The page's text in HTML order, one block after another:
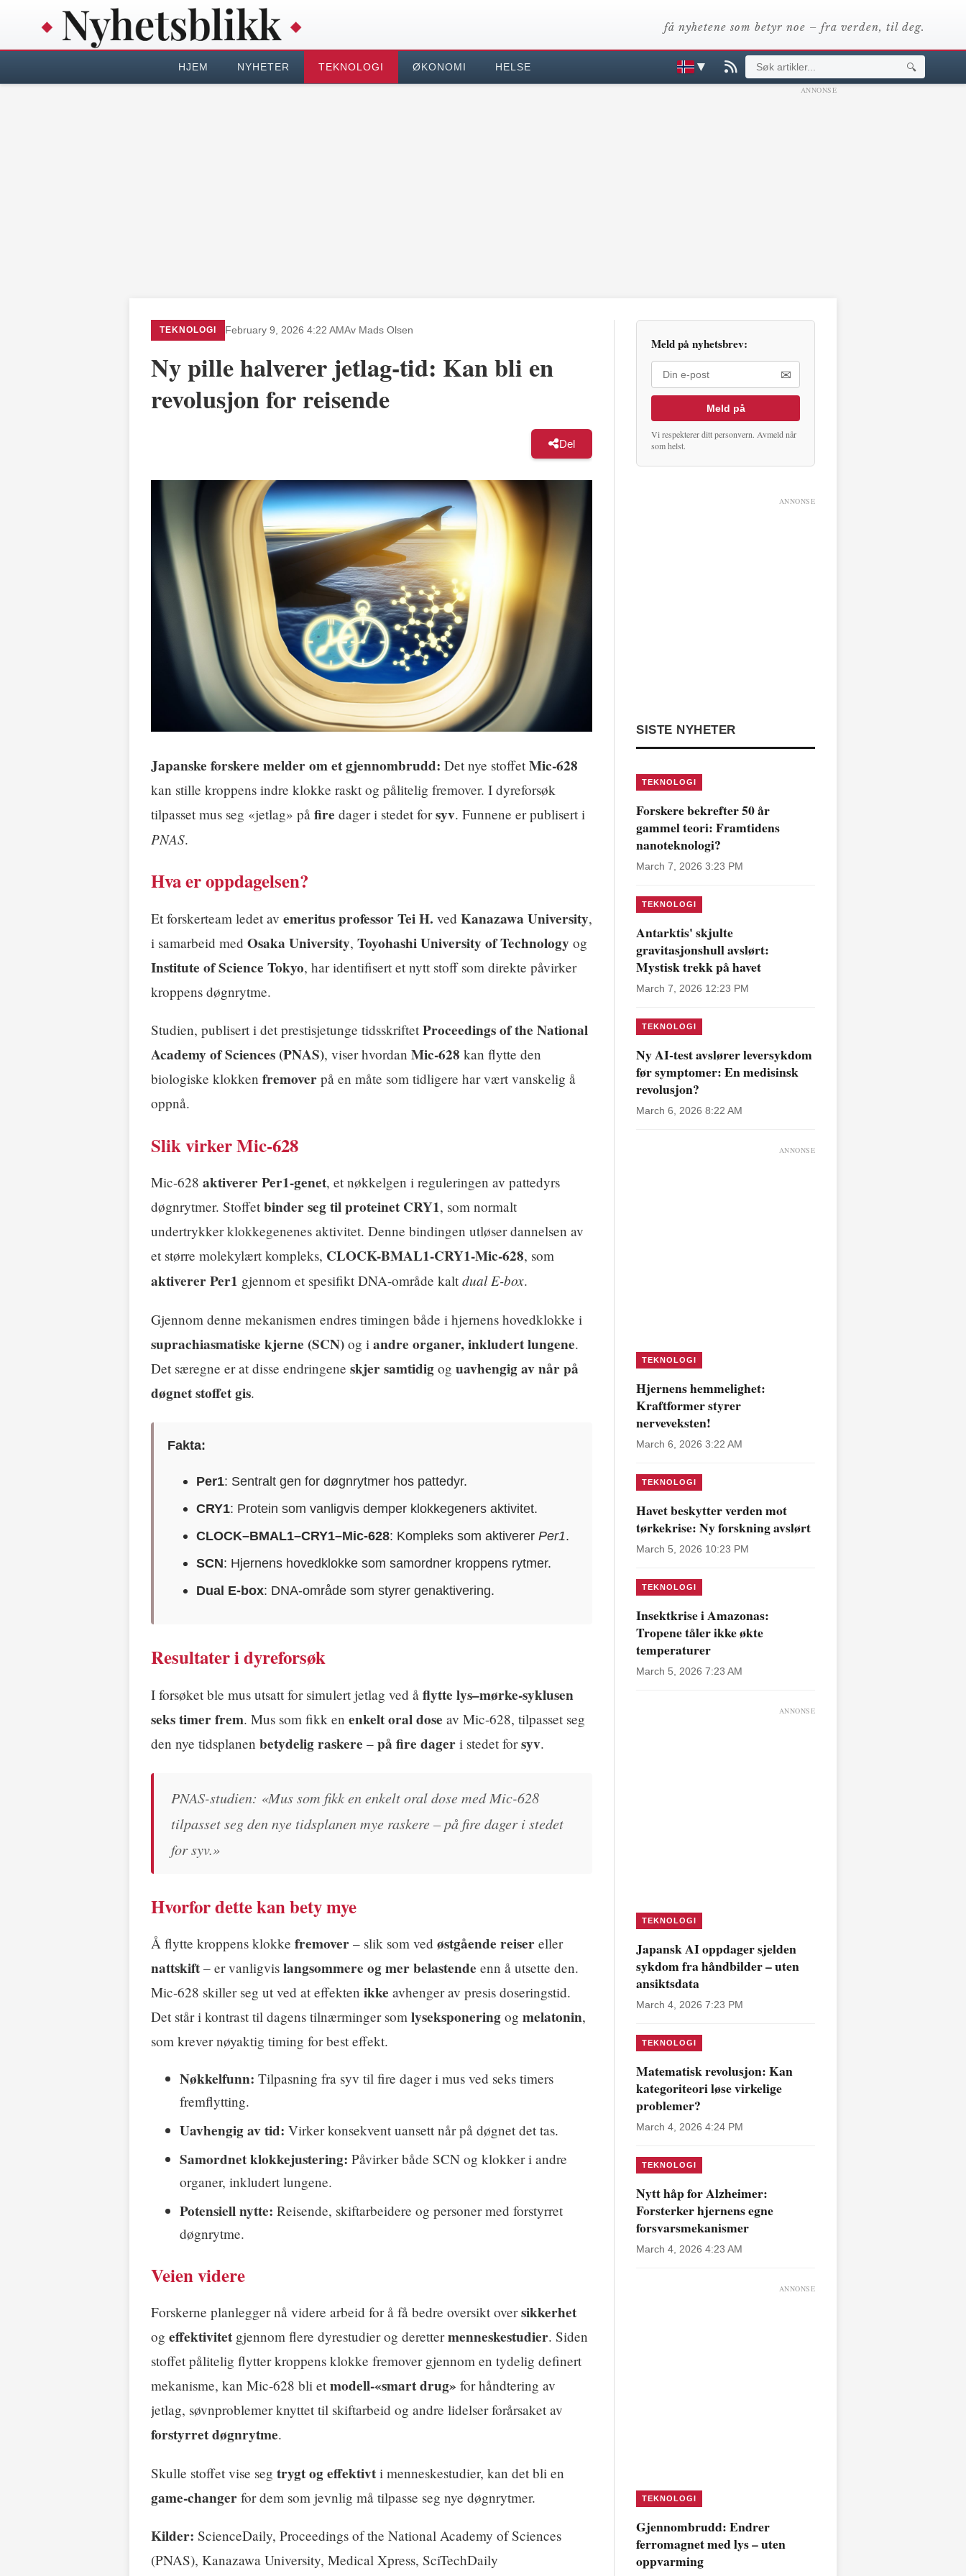
få nyhetene som betyr noe – fra verden, til deg.
HJEM NYHETER TEKNOLOGI ØKONOMI HELSE ▼ 🔍
ANNONSE
TEKNOLOGI February 9, 2026 4:22 AMAv Mads Olsen
Ny pille halverer jetlag-tid: Kan bli en
revolusjon for reisende
Del
Japanske forskere melder om et gjennombrudd: Det nye stoffet Mic-628
kan stille kroppens indre klokke raskt og pålitelig fremover. I dyreforsøk
tilpasset mus seg «jetlag» på fire dager i stedet forsyv. Funnene er publisert i
PNAS.
Hva er oppdagelsen?
Et forskerteam ledet av emeritus professor Tei H. ved Kanazawa University,
i samarbeid med Osaka University, Toyohashi University of Technology og
Institute of Science Tokyo, har identifisert et nytt stoff som direkte påvirker
kroppens døgnrytme.
Studien, publisert i det prestisjetunge tidsskriftet Proceedings of the National
Academy of Sciences (PNAS), viser hvordan Mic-628 kan flytte den
biologiske klokken fremover på en måte som tidligere har vært vanskelig å
oppnå.
Slik virker Mic-628
Mic-628 aktiverer Per1-genet, et nøkkelgen i reguleringen av pattedyrs
døgnrytmer. Stoffet binder seg til proteinet CRY1, som normalt
undertrykker klokkegenenes aktivitet. Denne bindingen utløser dannelsen av
et større molekylært kompleks, CLOCK-BMAL1-CRY1-Mic-628, som
aktiverer Per1 gjennom et spesifikt DNA-område kalt dual E-box.
Gjennom denne mekanismen endres timingen både i hjernens hovedklokke i
suprachiasmatiske kjerne (SCN) og i andre organer, inkludert lungene.
Det særegne er at disse endringene skjer samtidig og uavhengig av når på
døgnet stoffet gis.
Fakta:
Per1: Sentralt gen for døgnrytmer hos pattedyr.
CRY1: Protein som vanligvis demper klokkegeners aktivitet.
CLOCK–BMAL1–CRY1–Mic-628: Kompleks som aktivererPer1.
SCN: Hjernens hovedklokke som samordner kroppens rytmer.
Dual E-box: DNA-område som styrer genaktivering.
Resultater i dyreforsøk
I forsøket ble mus utsatt for simulert jetlag ved å flytte lys–mørke-syklusen
seks timer frem. Mus som fikk en enkelt oral dose av Mic-628, tilpasset seg
den nye tidsplanen betydelig raskere – på fire dager i stedet forsyv.
PNAS-studien: «Mus som fikk en enkelt oral dose med Mic-628
tilpasset seg den nye tidsplanen mye raskere – på fire dager i stedet
for syv.»
Hvorfor dette kan bety mye
Å flytte kroppens klokke fremover – slik som ved østgående reiser eller
nattskift – er vanligvis langsommere og mer belastende enn å utsette den.
Mic-628 skiller seg ut ved at effekten ikke avhenger av presis doseringstid.
Det står i kontrast til dagens tilnærminger som lyseksponering og melatonin,
som krever nøyaktig timing for best effekt.
Nøkkelfunn: Tilpasning fra syv til fire dager i mus ved seks timers
fremflytting.
Uavhengig av tid: Virker konsekvent uansett når på døgnet det tas.
Samordnet klokkejustering: Påvirker både SCN og klokker i andre
organer, inkludert lungene.
Potensiell nytte: Reisende, skiftarbeidere og personer med forstyrret
døgnrytme.
Veien videre
Forskerne planlegger nå videre arbeid for å få bedre oversikt oversikkerhet
og effektivitet gjennom flere dyrestudier og derettermenneskestudier. Siden
stoffet pålitelig flytter kroppens klokke fremover gjennom en tydelig definert
mekanisme, kan Mic-628 bli et modell-«smart drug» for håndtering av
jetlag, søvnproblemer knyttet til skiftarbeid og andre lidelser forårsaket av
forstyrret døgnrytme.
Skulle stoffet vise seg trygt og effektivt i menneskestudier, kan det bli en
game-changer for dem som jevnlig må tilpasse seg nye døgnrytmer.
Kilder: ScienceDaily, Proceedings of the National Academy of Sciences
(PNAS), Kanazawa University, Medical Xpress, SciTechDaily
Meld på nyhetsbrev:
✉
Meld på
Vi respekterer ditt personvern. Avmeld når
som helst.
ANNONSE
SISTE NYHETER
TEKNOLOGI
Forskere bekrefter 50 år
gammel teori: Framtidens
nanoteknologi?
March 7, 2026 3:23 PM
TEKNOLOGI
Antarktis' skjulte
gravitasjonshull avslørt:
Mystisk trekk på havet
March 7, 2026 12:23 PM
TEKNOLOGI
Ny AI-test avslører leversykdom
før symptomer: En medisinsk
revolusjon?
March 6, 2026 8:22 AM
ANNONSE
TEKNOLOGI
Hjernens hemmelighet:
Kraftformer styrer
nerveveksten!
March 6, 2026 3:22 AM
TEKNOLOGI
Havet beskytter verden mot
tørkekrise: Ny forskning avslørt
March 5, 2026 10:23 PM
TEKNOLOGI
Insektkrise i Amazonas:
Tropene tåler ikke økte
temperaturer
March 5, 2026 7:23 AM
ANNONSE
TEKNOLOGI
Japansk AI oppdager sjelden
sykdom fra håndbilder – uten
ansiktsdata
March 4, 2026 7:23 PM
TEKNOLOGI
Matematisk revolusjon: Kan
kategoriteori løse virkelige
problemer?
March 4, 2026 4:24 PM
TEKNOLOGI
Nytt håp for Alzheimer:
Forsterker hjernens egne
forsvarsmekanismer
March 4, 2026 4:23 AM
ANNONSE
TEKNOLOGI
Gjennombrudd: Endrer
ferromagnet med lys – uten
oppvarming